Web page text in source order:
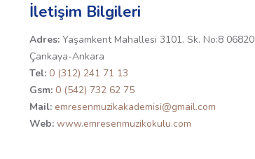
İletişim Bilgileri
Adres:Yaşamkent Mahallesi 3101. Sk. No:8 06820
Çankaya-Ankara
Tel: 0 (312) 241 71 13
Gsm: 0 (542) 732 62 75
Mail: emresenmuzikakademisi@gmail.com
Web: www.emresenmuzikokulu.com